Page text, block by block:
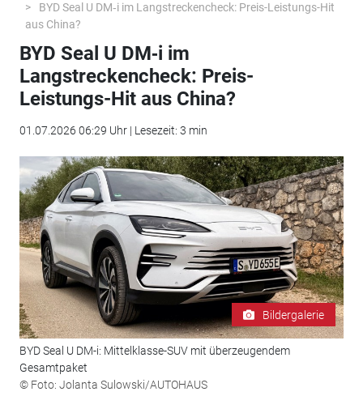
BYD Seal U DM‑i im Langstreckencheck: Preis-Leistungs-Hit
aus China?
BYD Seal U DM‑i im
Langstreckencheck: Preis-
Leistungs-Hit aus China?
01.07.2026 06:29 Uhr | Lesezeit: 3 min
Bildergalerie
BYD Seal U DM-i: Mittelklasse-SUV mit überzeugendem
Gesamtpaket
© Foto: Jolanta Sulowski/AUTOHAUS